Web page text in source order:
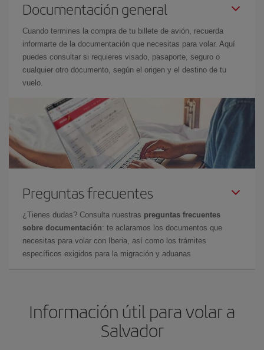
Documentación general
Cuando termines la compra de tu billete de avión, recuerda
informarte de la documentación que necesitas para volar. Aquí
puedes consultar si requieres visado, pasaporte, seguro o
cualquier otro documento, según el origen y el destino de tu
vuelo.
Preguntas frecuentes
¿Tienes dudas? Consulta nuestras preguntas frecuentes
sobre documentación: te aclaramos los documentos que
necesitas para volar con Iberia, así como los trámites
específicos exigidos para la migración y aduanas.
Información útil para volar a
Salvador